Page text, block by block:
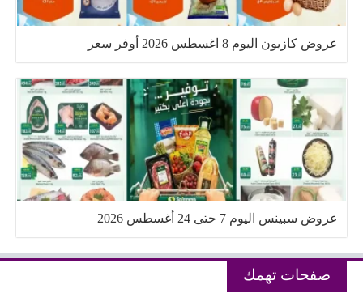
عروض كازيون اليوم 8 اغسطس 2026 أوفر سعر
عروض سبينس اليوم 7 حتى 24 أغسطس 2026
صفحات تهمك